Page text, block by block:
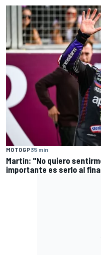
MOTOGP35 min
Martín: "No quiero
importante es serlo al